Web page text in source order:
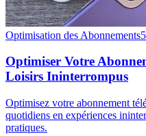
Optimisation des Abonnements5
Optimiser Votre
Loisirs Ininterrompus
Optimisez votre abonnement
quotidiens en expériences
pratiques.